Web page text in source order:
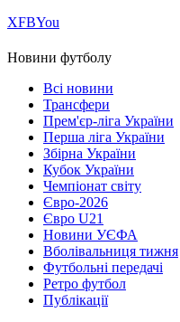
ХFBYou
Новини футболу
Всі новини
Трансфери
Прем'єр-ліга України
Перша ліга України
Збірна України
Кубок України
Чемпіонат світу
Євро-2026
Євро U21
Новини УЄФА
Вболівальниця тижня
Футбольні передачі
Ретро футбол
Публікації